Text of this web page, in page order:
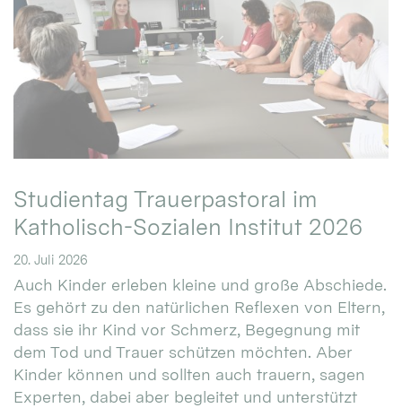
Studientag Trauerpastoral im
Katholisch-Sozialen Institut 2026
20. Juli 2026
Auch Kinder erleben kleine und große Abschiede.
Es gehört zu den natürlichen Reflexen von Eltern,
dass sie ihr Kind vor Schmerz, Begegnung mit
dem Tod und Trauer schützen möchten. Aber
Kinder können und sollten auch trauern, sagen
Experten, dabei aber begleitet und unterstützt